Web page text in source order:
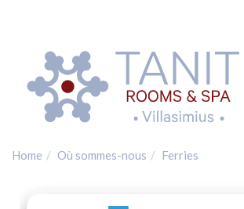
Chambres
SPA
Home Où sommes-nous Ferries